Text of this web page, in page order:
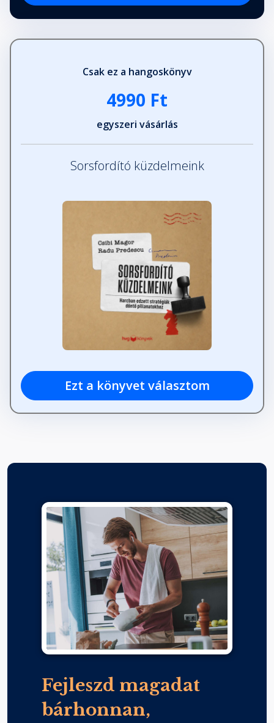
Csak ez a hangoskönyv
4990 Ft
egyszeri vásárlás
Sorsfordító küzdelmeink
Ezt a könyvet választom
Fejleszd magadat
bárhonnan,